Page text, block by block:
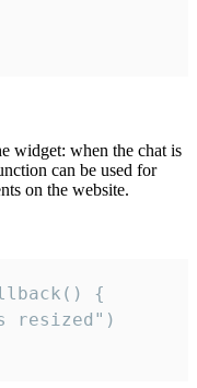
widget: when the chat is
can be used for
on the website.
{
resized")